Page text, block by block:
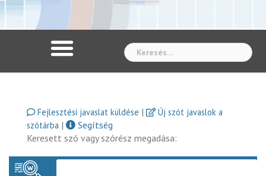
Fejlesztési javaslat küldése |
Új szót javaslok a
szótárba |
Segítség
Keresett szó vagy szórész megadása: